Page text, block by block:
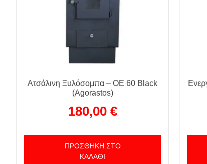
Ατσάλινη Ξυλόσομπα – ΟΕ 60 Black
(Agorastos)
180,00 €
ΠΡΟΣΘΉΚΗ ΣΤΟ
ΚΑΛΆΘΙ